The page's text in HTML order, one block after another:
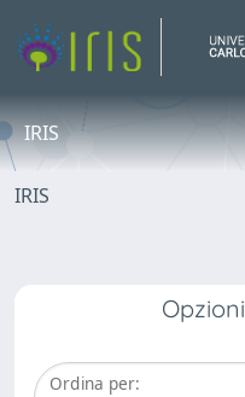
IRIS
IRIS
Opzioni
Ordina per: